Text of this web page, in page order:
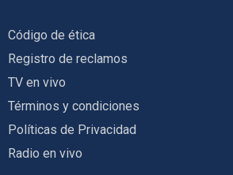
Código de ética
Registro de reclamos
TV en vivo
Términos y condiciones
Políticas de Privacidad
Radio en vivo